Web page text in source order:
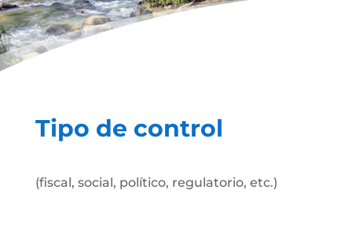
Tipo de control
(fiscal, social, político, regulatorio, etc.)